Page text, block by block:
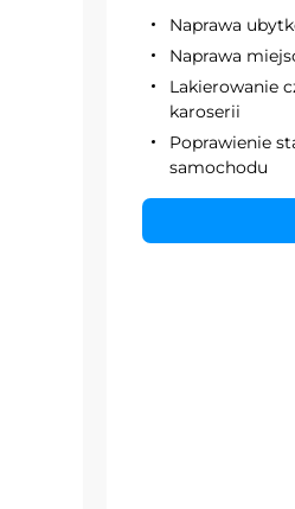
Naprawa
Naprawa
Lakierowanie
karoserii
Poprawienie
samochodu